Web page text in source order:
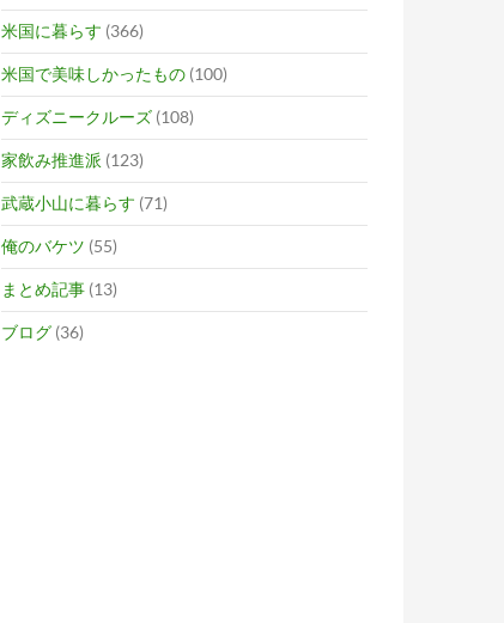
米国に暮らす (366)
米国で美味しかったもの (100)
ディズニークルーズ (108)
家飲み推進派 (123)
武蔵小山に暮らす (71)
俺のバケツ (55)
まとめ記事 (13)
ブログ (36)